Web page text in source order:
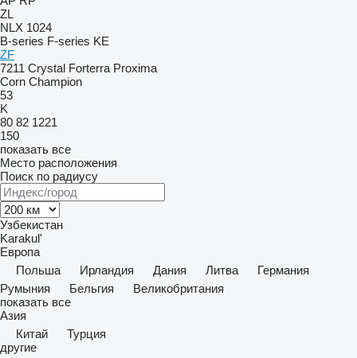
ZL
NLX 1024
B-series F-series KE
ZF
7211 Crystal Forterra Proxima
Corn Champion
53
K
80 82 1221
150
показать все
Место расположения
Поиск по радиусу
Узбекистан
Karakul'
Европа
Польша
Ирландия Дания Литва
Германия
Румыния
Бельгия
Великобритания
показать все
Азия
Китай
Турция
другие